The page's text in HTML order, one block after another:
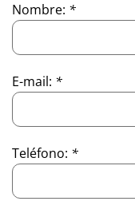
Nombre: *
E-mail: *
Teléfono: *